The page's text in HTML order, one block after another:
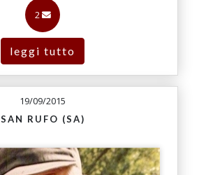
2
leggi tutto
19/09/2015
SAN RUFO (SA)